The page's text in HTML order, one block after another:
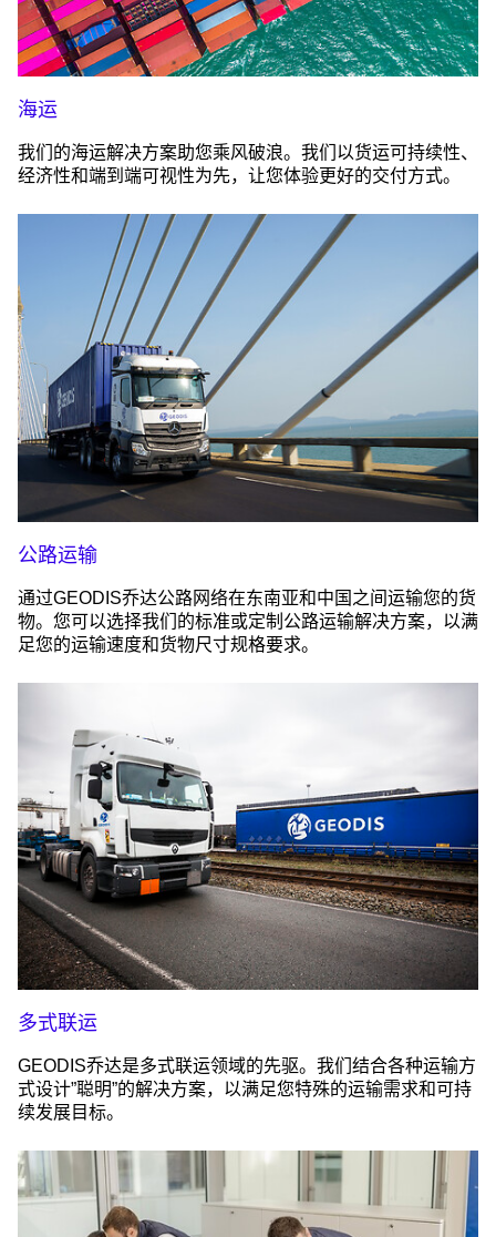
海运
我们的海运解决方案助您乘风破浪。我们以货运可持续性、
经济性和端到端可视性为先，让您体验更好的交付方式。
公路运输
通过GEODIS乔达公路网络在东南亚和中国之间运输您的货
物。您可以选择我们的标准或定制公路运输解决方案，以满
足您的运输速度和货物尺寸规格要求。
多式联运
GEODIS乔达是多式联运领域的先驱。我们结合各种运输方
式设计”聪明”的解决方案，以满足您特殊的运输需求和可持
续发展目标。